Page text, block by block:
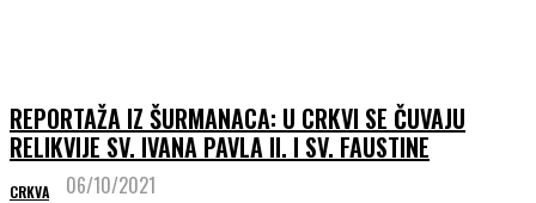
REPORTAŽA IZ ŠURMANACA: U CRKVI SE ČUVAJU
RELIKVIJE SV. IVANA PAVLA II. I SV. FAUSTINE
CRKVA 06/10/2021